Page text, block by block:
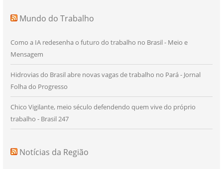
Mundo do Trabalho
Como a IA redesenha o futuro do trabalho no Brasil - Meio e
Mensagem
Hidrovias do Brasil abre novas vagas de trabalho no Pará - Jornal
Folha do Progresso
Chico Vigilante, meio século defendendo quem vive do próprio
trabalho - Brasil 247
Notícias da Região